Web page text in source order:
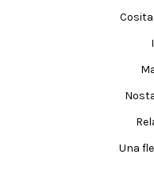
Una